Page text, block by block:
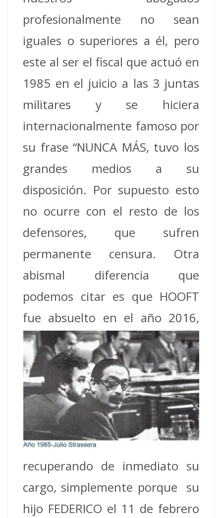
profesionalmente no sean
iguales o superiores a él, pero
este al ser el fiscal que actuó en
1985 en el juicio a las 3 juntas
militares y se hiciera
internacionalmente famoso por
su frase “NUNCA MÁS, tuvo los
grandes medios a su
disposición. Por supuesto esto
no ocurre con el resto de los
defensores, que sufren
permanente censura. Otra
abismal diferencia que
podemos citar es que HOOFT
fue absuelto en el año 2016,
recuperando de inmediato su
cargo, simplemente porque su
hijo FEDERICO el 11 de febrero